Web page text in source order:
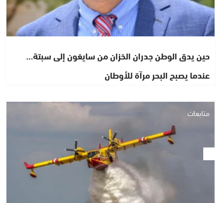
حين يدق الوطن جدران الخزان من سايغون إلى سبتة…
عندما يصبح البحر مرآة للأوطان
متابعات